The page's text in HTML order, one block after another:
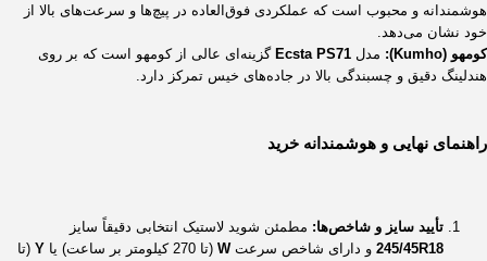
هوشمندانه و محبوب است که عملکردی فوق‌العاده در پیچ‌ها و سرعت‌های بالا از
خود نشان می‌دهد.
کومهو (Kumho):
مدل Ecsta PS71 گزینه‌ای عالی از کومهو است که بر روی
هندلینگ دقیق و چسبندگی بالا در جاده‌های خیس تمرکز دارد.
راهنمای نهایی و هوشمندانه خرید
تأیید سایز و شاخص‌ها: مطمئن شوید لاستیک انتخابی دقیقاً سایز
245/45R18 و دارای شاخص سرعتW (تا 270 کیلومتر بر ساعت) یا Y (تا